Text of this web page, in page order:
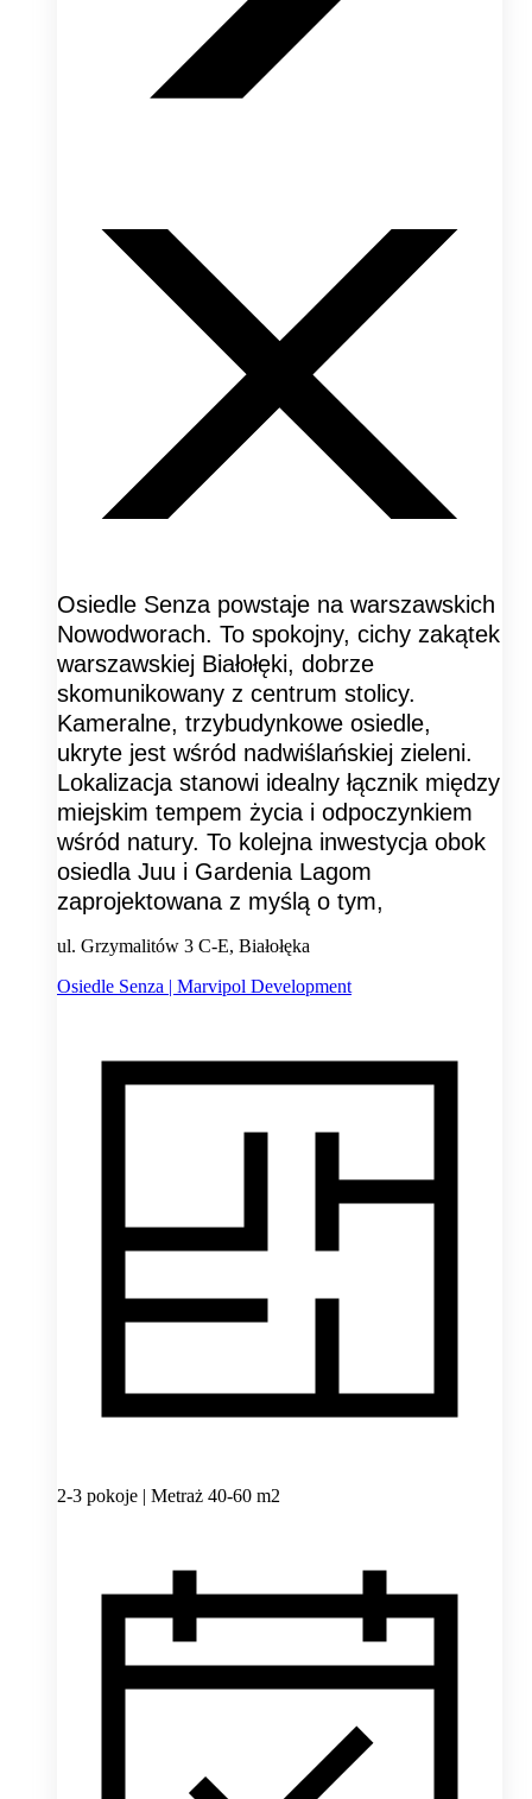
Osiedle Senza powstaje na warszawskich
Nowodworach. To spokojny, cichy zakątek
warszawskiej Białołęki, dobrze
skomunikowany z centrum stolicy.
Kameralne, trzybudynkowe osiedle,
ukryte jest wśród nadwiślańskiej zieleni.
Lokalizacja stanowi idealny łącznik między
miejskim tempem życia i odpoczynkiem
wśród natury. To kolejna inwestycja obok
osiedla Juu i Gardenia Lagom
zaprojektowana z myślą o tym,
ul. Grzymalitów 3 C-E, Białołęka
Osiedle Senza | Marvipol Development
2-3 pokoje | Metraż 40-60 m2